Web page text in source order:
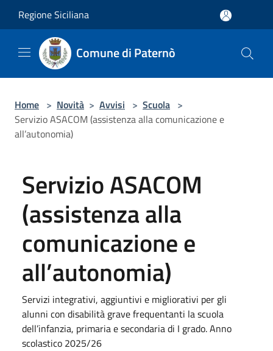
Regione Siciliana
Comune di Paternò
Home > Novità > Avvisi > Scuola >
Servizio ASACOM (assistenza alla comunicazione e
all’autonomia)
Servizio ASACOM
(assistenza alla
comunicazione e
all’autonomia)
Servizi integrativi, aggiuntivi e migliorativi per gli
alunni con disabilità grave frequentanti la scuola
dell’infanzia, primaria e secondaria di I grado. Anno
scolastico 2025/26